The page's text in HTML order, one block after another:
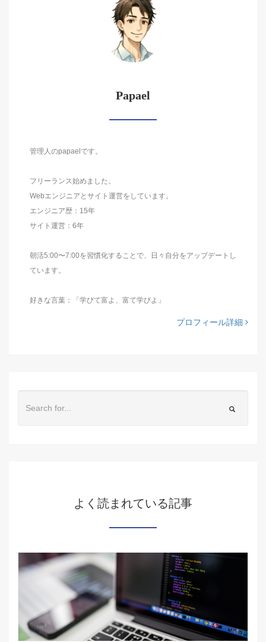
Papael
管理人のpapaelです。
フリーランス始めました。
Webエンジニアとサイト運営をしています。
エンジニア歴：15年
サイト運営：6年
朝活5:00〜7:00を習慣化することで、日々自分をアップデートし
ています。
好きな言葉：「学びて富よ、富て学びよ」
プロフィール詳細
よく読まれている記事